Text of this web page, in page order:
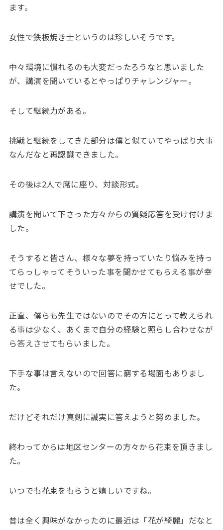
ます。
女性で鉄板焼き士というのは珍しいそうです。
中々環境に慣れるのも大変だったろうなと思いました
が、講演を聞いているとやっぱりチャレンジャー。
そして継続力がある。
挑戦と継続をしてきた部分は僕と似ていてやっぱり大事
なんだなと再認識できました。
その後は2人で席に座り、対談形式。
講演を聞いて下さった方々からの質疑応答を受け付けま
した。
そうすると皆さん、様々な夢を持っていたり悩みを持っ
てらっしゃってそういった事を聞かせてもらえる事が幸
せでした。
正直、僕らも先生ではないのでその方にとって教えられ
る事は少なく、あくまで自分の経験と照らし合わせなが
ら答えさせてもらいました。
下手な事は言えないので回答に窮する場面もありまし
た。
だけどそれだけ真剣に誠実に答えようと努めました。
終わってからは地区センターの方々から花束を頂きまし
た。
いつでも花束をもらうと嬉しいですね。
昔は全く興味がなかったのに最近は「花が綺麗」だなと